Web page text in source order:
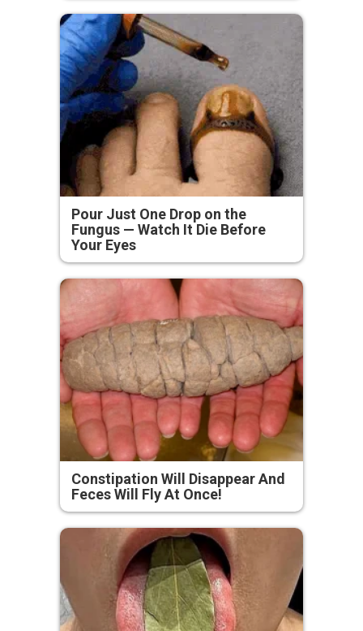
Pour Just One Drop on the
Fungus — Watch It Die Before
Your Eyes
Constipation Will Disappear And
Feces Will Fly At Once!